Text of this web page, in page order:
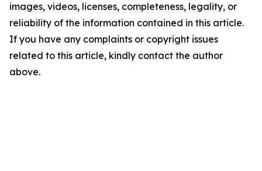
images, videos, licenses, completeness, legality, or
reliability of the information contained in this article.
If you have any complaints or copyright issues
related to this article, kindly contact the author
above.